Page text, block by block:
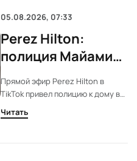
05.08.2026, 07:33
Perez Hilton:
полиция Майами
отошла от дома
блогера
Прямой эфир Perez Hilton в
TikTok привел полицию к дому в
Майами. Поступило несколько
звонков о самоповреждении.
Читать